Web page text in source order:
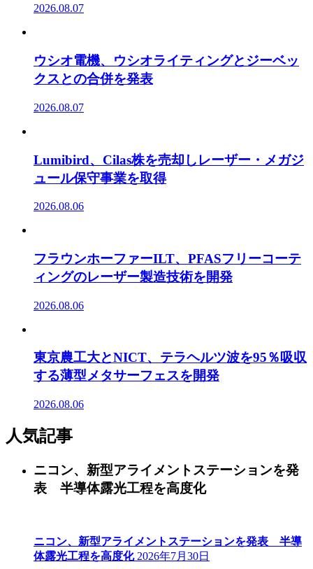
2026.08.07
ウシオ電機、ウシオライティングとジーベッ
クスとの合併を発表
2026.08.07
Lumibird、Cilas株を売却しレーザー・メガジ
ュール保守事業を取得
2026.08.06
フラウンホーファーILT、PFASフリーコーテ
ィングのレーザー製造技術を開発
2026.08.06
東京農工大とNICT、テラヘルツ波を95％吸収
する薄型メタサーフェスを開発
2026.08.06
人気記事
ニコン、新型アライメントステーションを発
表 半導体露光工程を高度化
ニコン、新型アライメントステーションを発表 半導
体露光工程を高度化 2026年7月30日